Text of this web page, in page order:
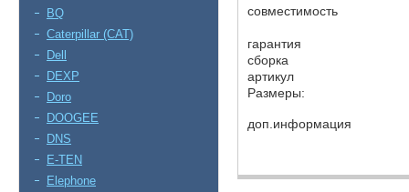
BQ
Caterpillar (CAT)
Dell
DEXP
Doro
DOOGEE
DNS
E-TEN
Elephone
совместимость
гарантия
сборка
артикул
Размеры:
доп.информация